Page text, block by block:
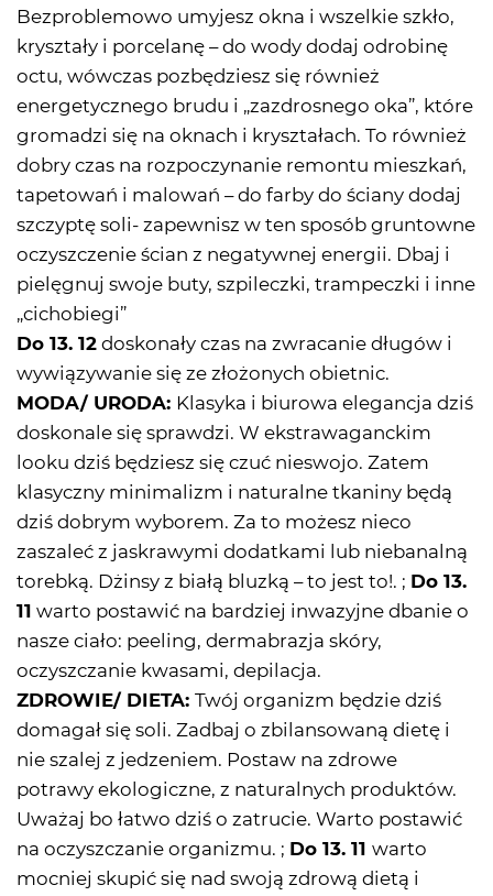
Bezproblemowo umyjesz okna i wszelkie szkło,
kryształy i porcelanę – do wody dodaj odrobinę
octu, wówczas pozbędziesz się również
energetycznego brudu i „zazdrosnego oka”, które
gromadzi się na oknach i kryształach. To również
dobry czas na rozpoczynanie remontu mieszkań,
tapetowań i malowań – do farby do ściany dodaj
szczyptę soli- zapewnisz w ten sposób gruntowne
oczyszczenie ścian z negatywnej energii. Dbaj i
pielęgnuj swoje buty, szpileczki, trampeczki i inne
„cichobiegi”
Do 13. 12 doskonały czas na zwracanie długów i
wywiązywanie się ze złożonych obietnic.
MODA/ URODA: Klasyka i biurowa elegancja dziś
doskonale się sprawdzi. W ekstrawaganckim
looku dziś będziesz się czuć nieswojo. Zatem
klasyczny minimalizm i naturalne tkaniny będą
dziś dobrym wyborem. Za to możesz nieco
zaszaleć z jaskrawymi dodatkami lub niebanalną
torebką. Dżinsy z białą bluzką – to jest to!. ; Do 13.
11 warto postawić na bardziej inwazyjne dbanie o
nasze ciało: peeling, dermabrazja skóry,
oczyszczanie kwasami, depilacja.
ZDROWIE/ DIETA: Twój organizm będzie dziś
domagał się soli. Zadbaj o zbilansowaną dietę i
nie szalej z jedzeniem. Postaw na zdrowe
potrawy ekologiczne, z naturalnych produktów.
Uważaj bo łatwo dziś o zatrucie. Warto postawić
na oczyszczanie organizmu. ; Do 13. 11 warto
mocniej skupić się nad swoją zdrową dietą i